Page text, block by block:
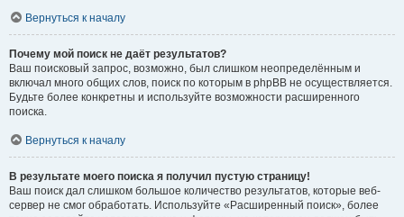
Вернуться к началу
Почему мой поиск не даёт результатов?
Ваш поисковый запрос, возможно, был слишком неопределённым и
включал много общих слов, поиск по которым в phpBB не осуществляется.
Будьте более конкретны и используйте возможности расширенного
поиска.
Вернуться к началу
В результате моего поиска я получил пустую страницу!
Ваш поиск дал слишком большое количество результатов, которые веб-
сервер не смог обработать. Используйте «Расширенный поиск», более